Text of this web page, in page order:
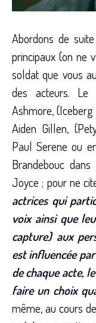
Abordons de
principaux (on ne
soldat que vous
des acteurs. Le
Ashmore,
Aiden Gillen,
Paul Serene ou
Brandebouc
Joyce ; pour ne
actrices qui
voix ainsi que
capture) aux
est influencée
de chaque acte,
faire un choix
même, au cours